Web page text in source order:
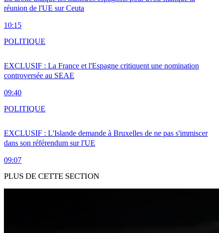
réunion de l'UE sur Ceuta
10:15
EXCLUSIF : La France et l'Espagne critiquent une nomination
controversée au SEAE
09:40
POLITIQUE
EXCLUSIF : L'Islande demande à Bruxelles de ne pas s'immiscer
dans son référendum sur l'UE
09:07
POLITIQUE
PLUS DE CETTE SECTION